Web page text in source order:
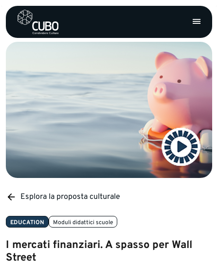
Esplora la proposta culturale
EDUCATION Moduli didattici scuole
I mercati finanziari. A spasso per Wall
Street